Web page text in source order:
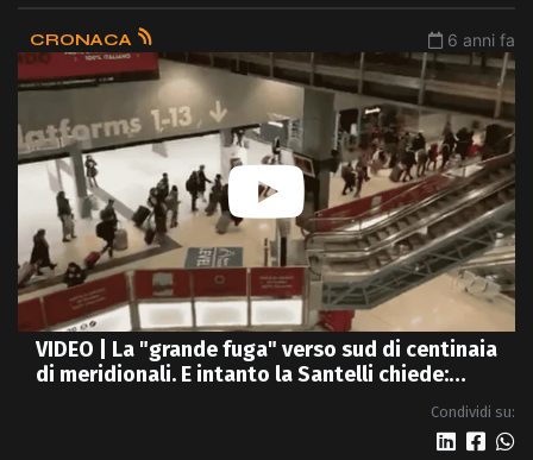
CRONACA 6 anni fa
VIDEO | La "grande fuga" verso sud di centinaia
di meridionali. E intanto la Santelli chiede:
Condividi su: